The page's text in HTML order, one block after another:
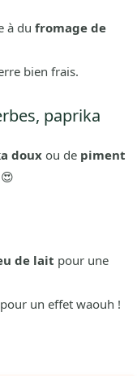
à du fromage de
bien frais.
paprika
douxou de piment
de lait pour une
un effet waouh !